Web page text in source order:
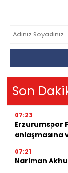
Son
07:23
Erzurumspor
anlaşmasına
07:21
Nariman